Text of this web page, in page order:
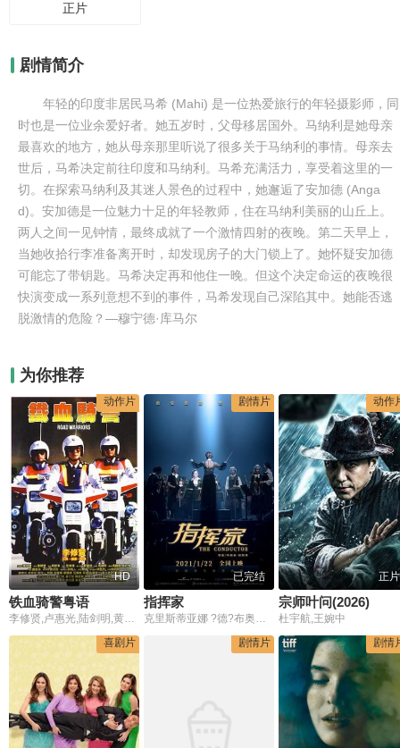
正片
剧情简介
年轻的印度非居民马希 (Mahi) 是一位热爱旅行的年轻摄影师，同
时也是一位业余爱好者。她五岁时，父母移居国外。马纳利是她母亲
最喜欢的地方，她从母亲那里听说了很多关于马纳利的事情。母亲去
世后，马希决定前往印度和马纳利。马希充满活力，享受着这里的一
切。在探索马纳利及其迷人景色的过程中，她邂逅了安加德 (Anga
d)。安加德是一位魅力十足的年轻教师，住在马纳利美丽的山丘上。
两人之间一见钟情，最终成就了一个激情四射的夜晚。第二天早上，
当她收拾行李准备离开时，却发现房子的大门锁上了。她怀疑安加德
可能忘了带钥匙。马希决定再和他住一晚。但这个决定命运的夜晚很
快演变成一系列意想不到的事件，马希发现自己深陷其中。她能否逃
脱激情的危险？—穆宁德·库马尔
为你推荐
动作片
HD
铁血骑警粤语
李修贤,卢惠光,陆剑明,黄霑,张继聪,程守一,成奎安
剧情片
已完结
指挥家
克里斯蒂亚娜 ?德?布奥恩,本杰明·温赖特,斯科特·特纳·菲尔德,塞马斯·F·萨金特,安妮特·马尔赫毕,雷蒙德·提哈瑞,吉斯·舒尔腾·范·艾查特,理查德·塞梅尔,西恩·托马斯,蒂姆·埃亨,席琳·珀赛尔,奇普·布雷,玛丽-克莱尔·维特洛克斯,杰里迈亚·弗莱明,詹姆斯·卡罗尔·乔丹
动作
正片
宗师叶问(2026)
杜宇航,王婉中
喜剧片
剧情片 剧情